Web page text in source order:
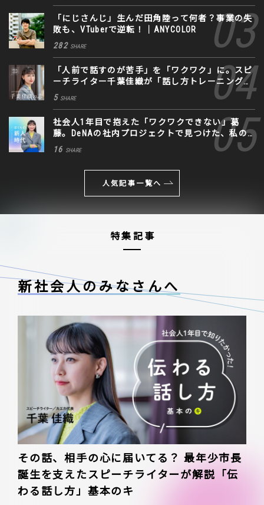
「にじさんじ」生んだ田角陸って何者？事業の失
敗も、VTuberで逆転！｜ANYCOLOR
282 SHARE
「人前で話すのが苦手」を「ワクワク」に。スピ
ーチライター千葉佳織が「話し方トレーニング」
に込めた思い
5 SHARE
社会人1年目で抱えた「ワクワクできない」葛
藤。DeNAの社内プロジェクトで見つけた、私の
生きる道
16 SHARE
人気記事一覧へ
特集記事
新社会人のみなさんへ
その話、相手の心に届いてる？ 最年少市長
誕生を支えたスピーチライターが解説「伝
わる話し方」基本のキ